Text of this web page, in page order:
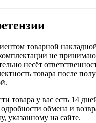
товарной
не
несёт
товара после
товара у вас есть 14
обмена и
указанному на сайте.